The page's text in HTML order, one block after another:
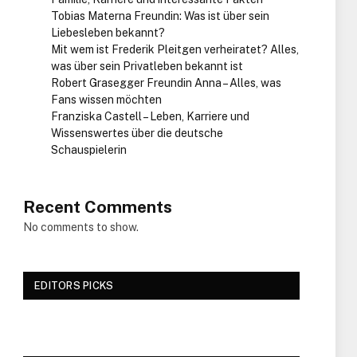
Tobias Materna Freundin: Was ist über sein
Liebesleben bekannt?
Mit wem ist Frederik Pleitgen verheiratet? Alles,
was über sein Privatleben bekannt ist
Robert Grasegger Freundin Anna – Alles, was
Fans wissen möchten
Franziska Castell – Leben, Karriere und
Wissenswertes über die deutsche
Schauspielerin
Recent Comments
No comments to show.
EDITORS PICKS